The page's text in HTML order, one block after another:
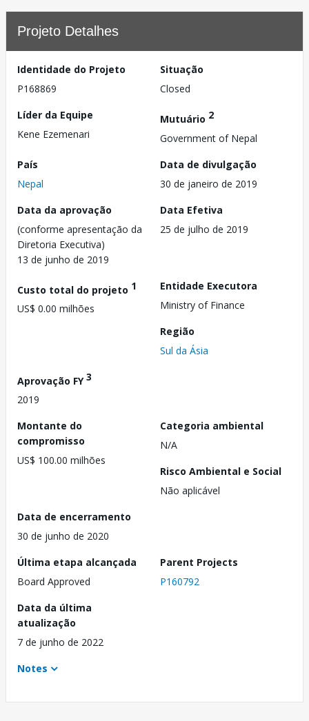
Projeto Detalhes
Identidade do Projeto
P168869
Situação
Closed
Líder da Equipe
Kene Ezemenari
Mutuário 2
Government of Nepal
País
Nepal
Data de divulgação
30 de janeiro de 2019
Data da aprovação
(conforme apresentação da
Diretoria Executiva)
13 de junho de 2019
Data Efetiva
25 de julho de 2019
Custo total do projeto 1
US$ 0.00 milhões
Entidade Executora
Ministry of Finance
Região
Sul da Ásia
Aprovação FY3
2019
Montante do
compromisso
US$ 100.00 milhões
Categoria ambiental
N/A
Risco Ambiental e Social
Não aplicável
Data de encerramento
30 de junho de 2020
Última etapa alcançada
Board Approved
Parent Projects
P160792
Data da última
atualização
7 de junho de 2022
Notes